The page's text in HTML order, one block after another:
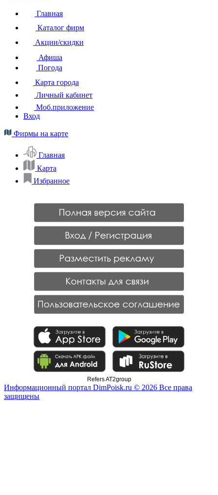
Главная
Каталог фирм
Акции/скидки
Афиша
Погода
Карта города
Личный кабинет
Моб.приложение
Вход
Фирмы на карте
Главная
Карта
Избранное
Refers AT2group
Информационный портал DimPoisk.ru © 2026 Все права
защищены